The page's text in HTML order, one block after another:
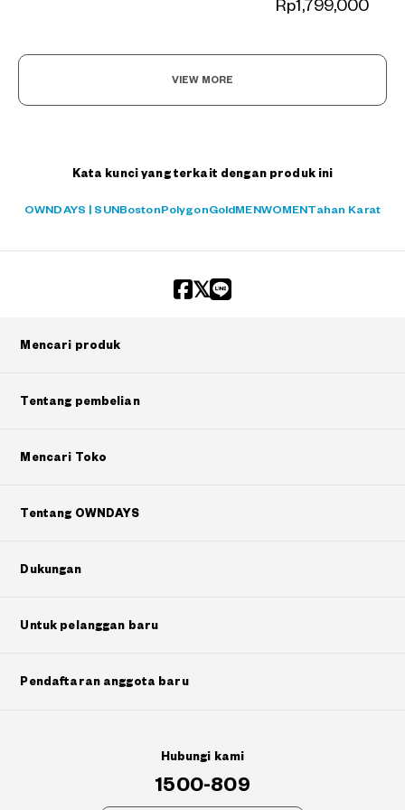
Rp1,799,000
VIEW MORE
Kata kunci yang terkait dengan produk ini
OWNDAYS | SUN Boston PolygonGold MENWOMEN Tahan Karat
Mencari produk
Tentang pembelian
Mencari Toko
Tentang OWNDAYS
Dukungan
Untuk pelanggan baru
Pendaftaran anggota baru
Hubungi kami
1500-809